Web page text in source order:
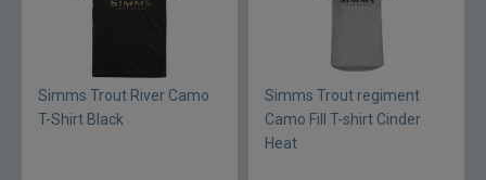
Simms Trout River Camo
T-Shirt Black
Simms Trout regiment
Camo Fill T-shirt Cinder
Heat